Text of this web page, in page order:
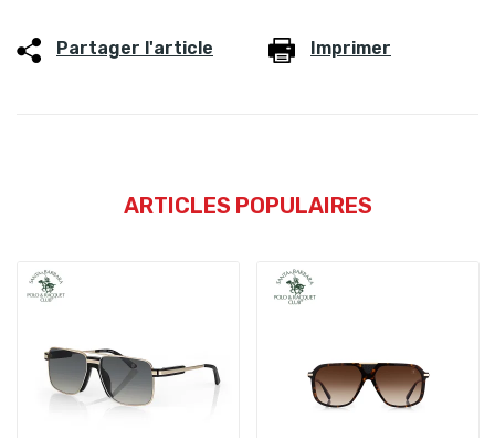
Partager l'article Imprimer
ARTICLES POPULAIRES